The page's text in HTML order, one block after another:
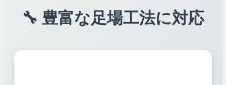
🔧 豊富な足場工法に対応